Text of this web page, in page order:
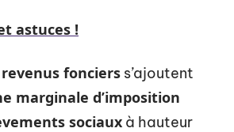
astuces !
revenus fonciers s’ajoutent
marginale d’imposition
sociaux à hauteur